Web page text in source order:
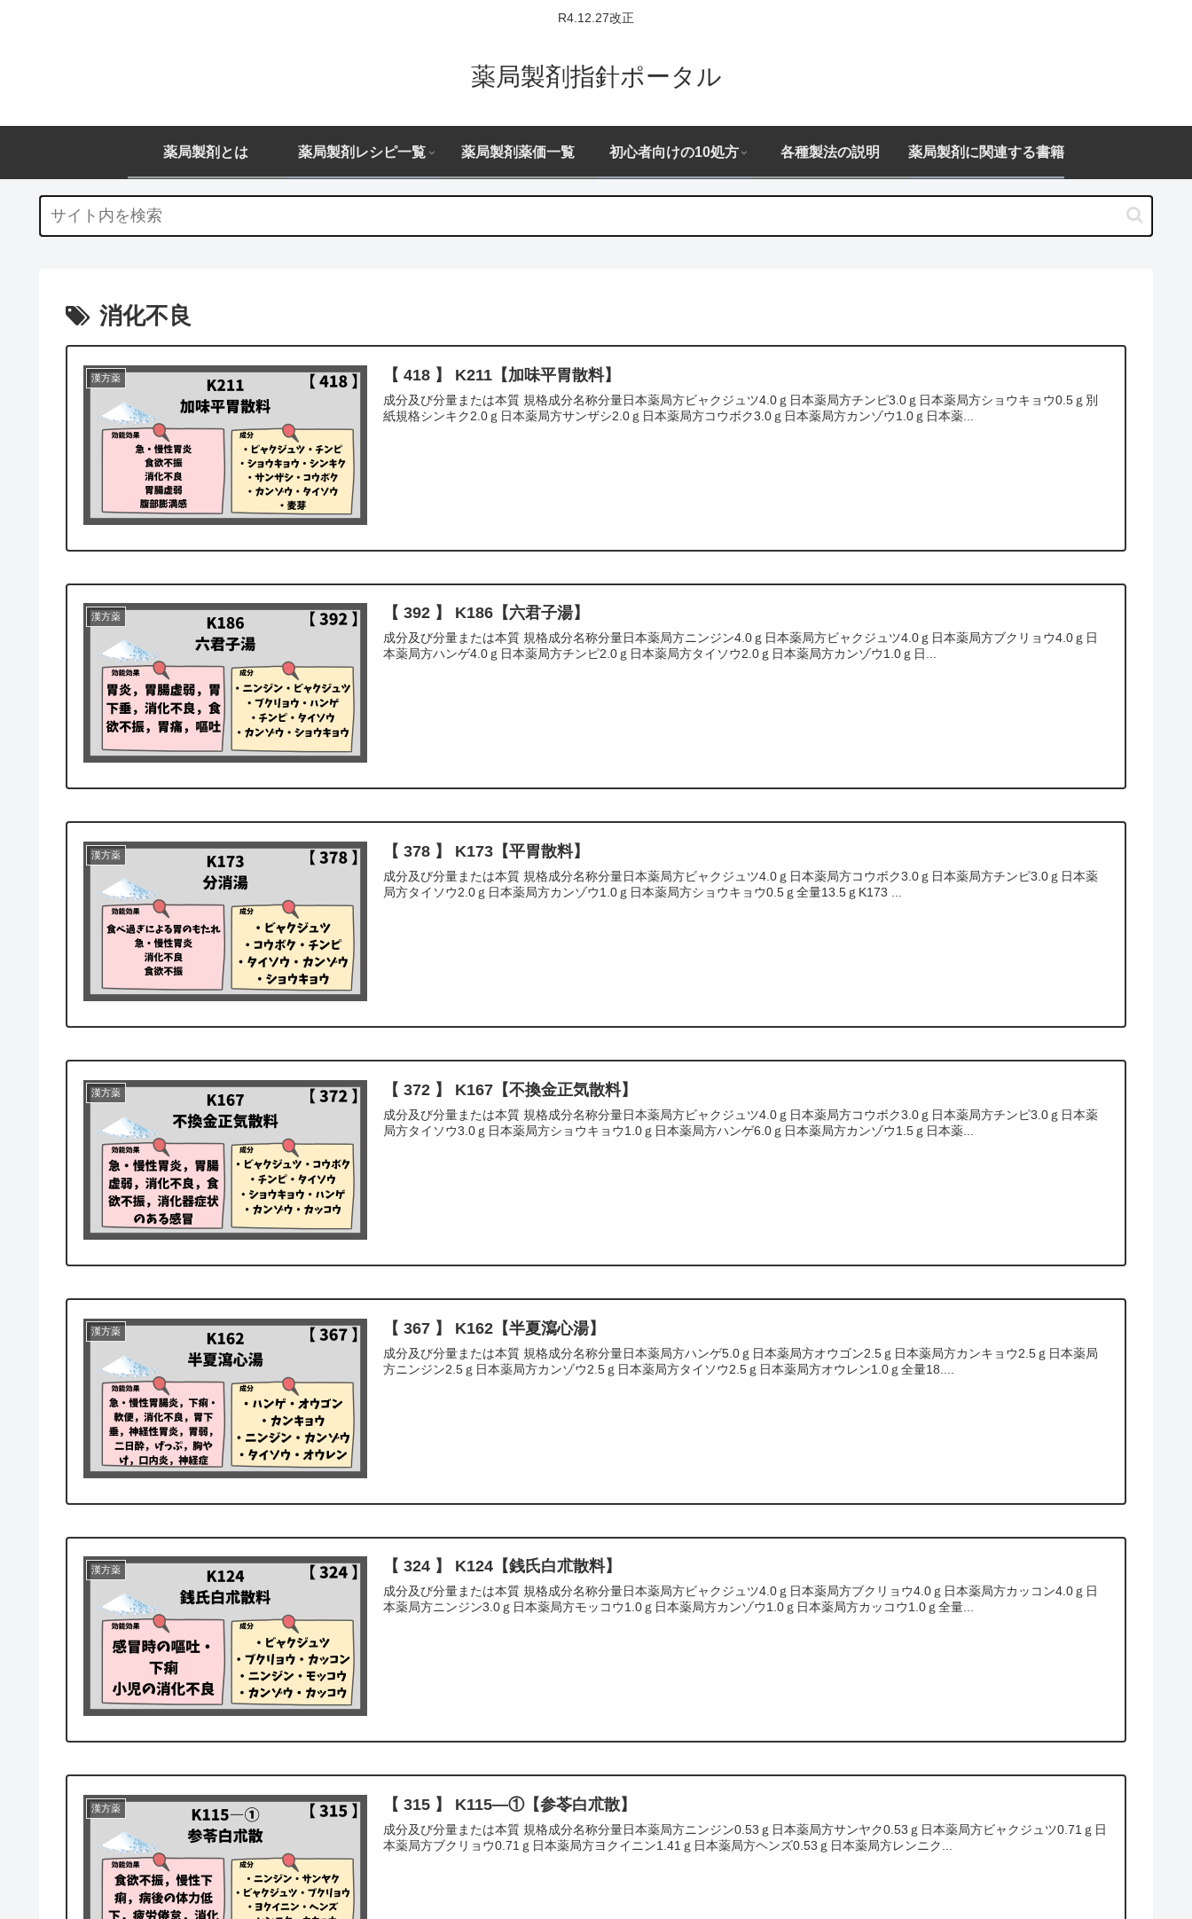
R4.12.27改正
薬局製剤指針ポータル
薬局製剤とは 薬局製剤レシピ一覧 薬局製剤薬価一覧 初心者向けの10処方 各種製法の説明 薬局製剤に関連する書籍
消化不良
漢方薬 【 418 】 K211【加味平胃散料】
成分及び分量または本質 規格成分名称分量日本薬局方ビャクジュツ4.0ｇ日本薬局方チンピ3.0ｇ日本薬局方ショウキョウ0.5ｇ別
紙規格シンキク2.0ｇ日本薬局方サンザシ2.0ｇ日本薬局方コウボク3.0ｇ日本薬局方カンゾウ1.0ｇ日本薬...
漢方薬 【 392 】 K186【六君子湯】
成分及び分量または本質 規格成分名称分量 日本薬局方ニンジン4.0ｇ 日本薬局方ビャクジュツ4.0ｇ日本薬局方ブクリョウ4.0ｇ日
本薬局方ハンゲ4.0ｇ日本薬局方チンピ2.0ｇ日本薬局方タイソウ2.0ｇ日本薬局方カンゾウ1.0ｇ日...
漢方薬 【 378 】 K173【平胃散料】
成分及び分量または本質 規格成分名称分量日本薬局方ビャクジュツ4.0ｇ日本薬局方コウボク3.0ｇ日本薬局方チンピ3.0ｇ日本薬
局方タイソウ2.0ｇ日本薬局方カンゾウ1.0ｇ日本薬局方ショウキョウ0.5ｇ全量13.5ｇK173 ...
漢方薬 【 372 】 K167【不換金正気散料】
成分及び分量または本質 規格成分名称分量日本薬局方ビャクジュツ4.0ｇ日本薬局方コウボク3.0ｇ日本薬局方チンピ3.0ｇ日本薬
局方タイソウ3.0ｇ日本薬局方ショウキョウ1.0ｇ日本薬局方ハンゲ6.0ｇ日本薬局方カンゾウ1.5ｇ日本薬...
漢方薬 【 367 】 K162【半夏瀉心湯】
成分及び分量または本質 規格成分名称分量日本薬局方ハンゲ5.0ｇ日本薬局方オウゴン2.5ｇ日本薬局方カンキョウ2.5ｇ日本薬局
方ニンジン2.5ｇ日本薬局方カンゾウ2.5ｇ日本薬局方タイソウ2.5ｇ日本薬局方オウレン1.0ｇ全量18....
漢方薬 【 324 】 K124【銭氏白朮散料】
成分及び分量または本質 規格成分名称分量日本薬局方ビャクジュツ4.0ｇ日本薬局方ブクリョウ4.0ｇ日本薬局方カッコン4.0ｇ日
本薬局方ニンジン3.0ｇ日本薬局方モッコウ1.0ｇ日本薬局方カンゾウ1.0ｇ日本薬局方カッコウ1.0ｇ全量...
漢方薬 【 315 】 K115―①【参苓白朮散】
成分及び分量または本質 規格成分名称分量日本薬局方ニンジン0.53ｇ日本薬局方サンヤク0.53ｇ日本薬局方ビャクジュツ0.71ｇ日
本薬局方ブクリョウ0.71ｇ日本薬局方ヨクイニン1.41ｇ日本薬局方ヘンズ0.53ｇ日本薬局方レンニク...